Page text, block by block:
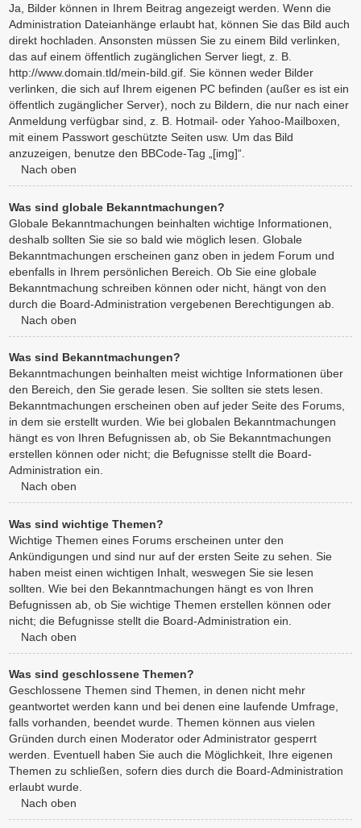
Ja, Bilder können in Ihrem Beitrag angezeigt werden. Wenn die
Administration Dateianhänge erlaubt hat, können Sie das Bild auch
direkt hochladen. Ansonsten müssen Sie zu einem Bild verlinken,
das auf einem öffentlich zugänglichen Server liegt, z. B.
http://www.domain.tld/mein-bild.gif. Sie können weder Bilder
verlinken, die sich auf Ihrem eigenen PC befinden (außer es ist ein
öffentlich zugänglicher Server), noch zu Bildern, die nur nach einer
Anmeldung verfügbar sind, z. B. Hotmail- oder Yahoo-Mailboxen,
mit einem Passwort geschützte Seiten usw. Um das Bild
anzuzeigen, benutze den BBCode-Tag „[img]“.
Nach oben
Was sind globale Bekanntmachungen?
Globale Bekanntmachungen beinhalten wichtige Informationen,
deshalb sollten Sie sie so bald wie möglich lesen. Globale
Bekanntmachungen erscheinen ganz oben in jedem Forum und
ebenfalls in Ihrem persönlichen Bereich. Ob Sie eine globale
Bekanntmachung schreiben können oder nicht, hängt von den
durch die Board-Administration vergebenen Berechtigungen ab.
Nach oben
Was sind Bekanntmachungen?
Bekanntmachungen beinhalten meist wichtige Informationen über
den Bereich, den Sie gerade lesen. Sie sollten sie stets lesen.
Bekanntmachungen erscheinen oben auf jeder Seite des Forums,
in dem sie erstellt wurden. Wie bei globalen Bekanntmachungen
hängt es von Ihren Befugnissen ab, ob Sie Bekanntmachungen
erstellen können oder nicht; die Befugnisse stellt die Board-
Administration ein.
Nach oben
Was sind wichtige Themen?
Wichtige Themen eines Forums erscheinen unter den
Ankündigungen und sind nur auf der ersten Seite zu sehen. Sie
haben meist einen wichtigen Inhalt, weswegen Sie sie lesen
sollten. Wie bei den Bekanntmachungen hängt es von Ihren
Befugnissen ab, ob Sie wichtige Themen erstellen können oder
nicht; die Befugnisse stellt die Board-Administration ein.
Nach oben
Was sind geschlossene Themen?
Geschlossene Themen sind Themen, in denen nicht mehr
geantwortet werden kann und bei denen eine laufende Umfrage,
falls vorhanden, beendet wurde. Themen können aus vielen
Gründen durch einen Moderator oder Administrator gesperrt
werden. Eventuell haben Sie auch die Möglichkeit, Ihre eigenen
Themen zu schließen, sofern dies durch die Board-Administration
erlaubt wurde.
Nach oben